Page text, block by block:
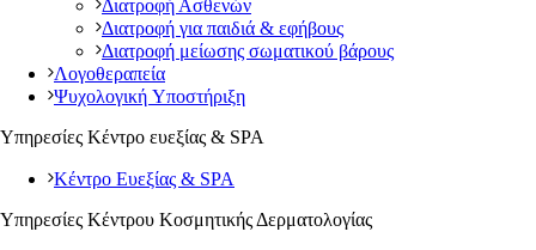
Διατροφή Ασθενών
Διατροφή για παιδιά & εφήβους
Διατροφή μείωσης σωματικού βάρους
Λογοθεραπεία
Ψυχολογική Yποστήριξη
Υπηρεσίες Κέντρο ευεξίας & SPA
Κέντρο Ευεξίας & SPA
Υπηρεσίες Κέντρου Κοσμητικής Δερματολογίας